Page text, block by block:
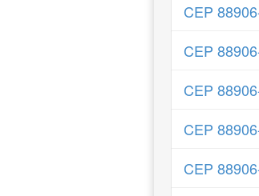
CEP
CEP
CEP
CEP
CEP